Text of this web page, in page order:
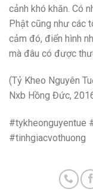
cảnh khó khăn. Có
Phật cũng như các
cảm đó, điển hình
mà đâu có được
(Tỷ Kheo Nguyên
Nxb Hồng Đức,
#tykheonguyentue
#tinhgiacvothuong